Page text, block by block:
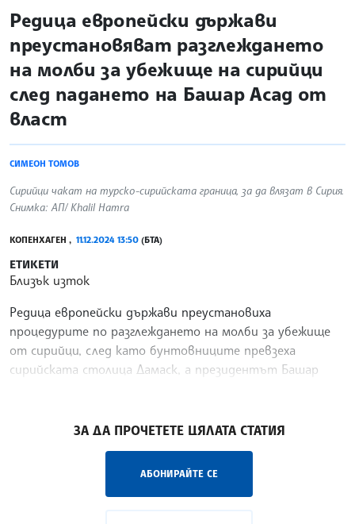
site.bta
Редица европейски държави
преустановяват разглеждането
на молби за убежище на сирийци
след падането на Башар Асад от
власт
СИМЕОН ТОМОВ
Сирийци чакат на турско-сирийската граница, за да влязат в Сирия.
Снимка: АП/ Khalil Hamra
КОПЕНХАГЕН , 11.12.2024 13:50 (БТА)
ЕТИКЕТИ
Близък изток
Редица европейски държави преустановиха
процедурите по разглеждането на молби за убежище
от сирийци, след като бунтовниците превзеха
сирийската столица Дамаск, а президентът Башар
ЗА ДА ПРОЧЕТЕТЕ ЦЯЛАТА СТАТИЯ
АБОНИРАЙТЕ СЕ